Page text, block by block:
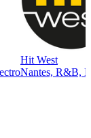
Hit West
Nantes, R&B,